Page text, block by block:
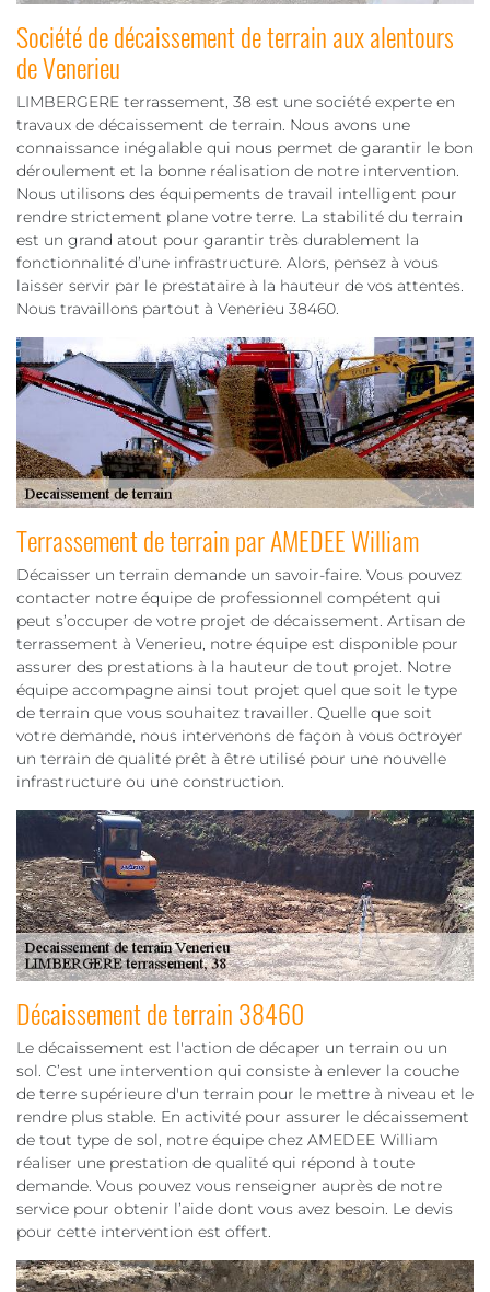
Société de décaissement de terrain aux alentours
de Venerieu
LIMBERGERE terrassement, 38 est une société experte en
travaux de décaissement de terrain. Nous avons une
connaissance inégalable qui nous permet de garantir le bon
déroulement et la bonne réalisation de notre intervention.
Nous utilisons des équipements de travail intelligent pour
rendre strictement plane votre terre. La stabilité du terrain
est un grand atout pour garantir très durablement la
fonctionnalité d’une infrastructure. Alors, pensez à vous
laisser servir par le prestataire à la hauteur de vos attentes.
Nous travaillons partout à Venerieu 38460.
Terrassement de terrain par AMEDEE William
Décaisser un terrain demande un savoir-faire. Vous pouvez
contacter notre équipe de professionnel compétent qui
peut s’occuper de votre projet de décaissement. Artisan de
terrassement à Venerieu, notre équipe est disponible pour
assurer des prestations à la hauteur de tout projet. Notre
équipe accompagne ainsi tout projet quel que soit le type
de terrain que vous souhaitez travailler. Quelle que soit
votre demande, nous intervenons de façon à vous octroyer
un terrain de qualité prêt à être utilisé pour une nouvelle
infrastructure ou une construction.
Décaissement de terrain 38460
Le décaissement est l'action de décaper un terrain ou un
sol. C’est une intervention qui consiste à enlever la couche
de terre supérieure d'un terrain pour le mettre à niveau et le
rendre plus stable. En activité pour assurer le décaissement
de tout type de sol, notre équipe chez AMEDEE William
réaliser une prestation de qualité qui répond à toute
demande. Vous pouvez vous renseigner auprès de notre
service pour obtenir l’aide dont vous avez besoin. Le devis
pour cette intervention est offert.